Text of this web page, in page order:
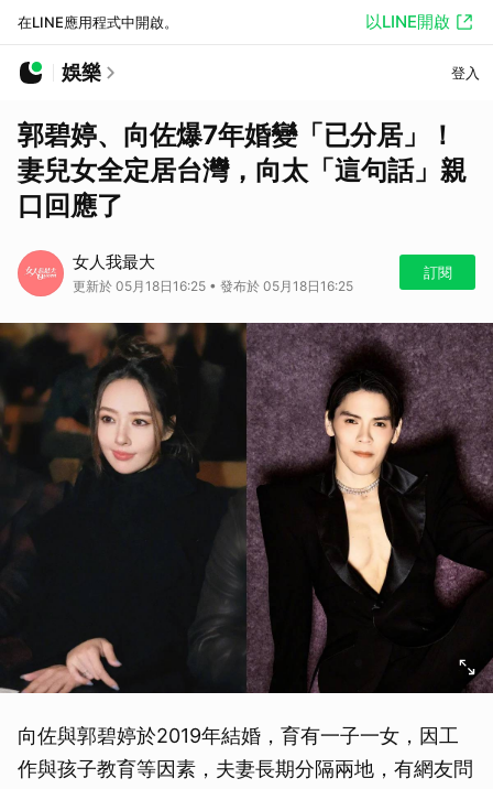
在LINE應用程式中開啟。 以LINE開啟
娛樂 登入
郭碧婷、向佐爆7年婚變「已分居」！
妻兒女全定居台灣，向太「這句話」親
口回應了
女人我最大
更新於 05月18日16:25 • 發布於 05月18日16:25
訂閱
向佐與郭碧婷於2019年結婚，育有一子一女，因工
作與孩子教育等因素，夫妻長期分隔兩地，有網友問